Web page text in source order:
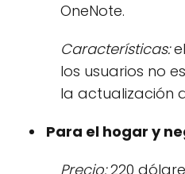
OneNote.
Características:
los usuarios no
la actualización
Para el hogar y
Precio:220